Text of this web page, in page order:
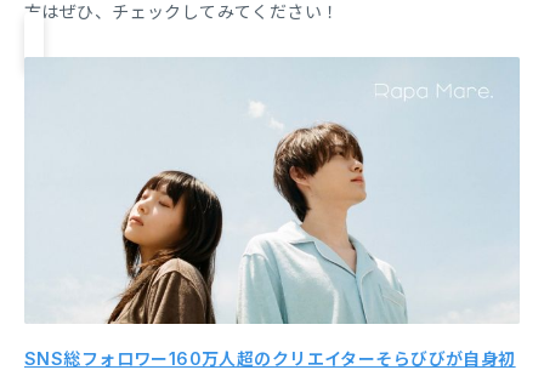
方はぜひ、チェックしてみてください！
SNS総フォロワー160万人超のクリエイターそらびびが自身初